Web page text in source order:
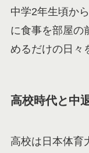
中学2年生頃か
に食事を部屋の
めるだけの日々
高校時代と中
高校は日本体育